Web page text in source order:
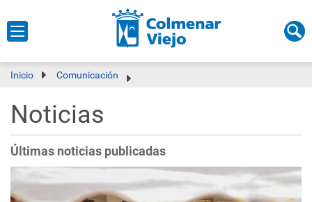
Inicio Comunicación
Noticias
Últimas noticias publicadas